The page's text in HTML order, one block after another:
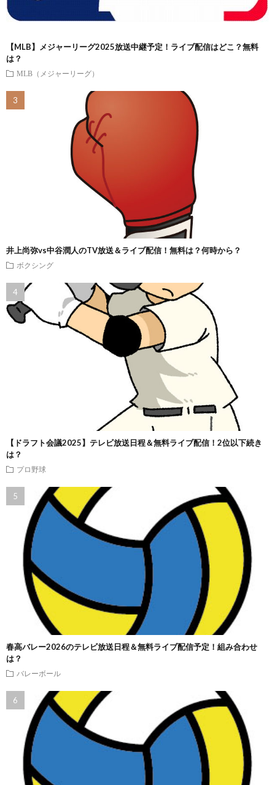
【MLB】メジャーリーグ2025放送中継予定！ライブ配信はどこ？無料
は？
MLB（メジャーリーグ）
井上尚弥vs中谷潤人のTV放送＆ライブ配信！無料は？何時から？
ボクシング
【ドラフト会議2025】テレビ放送日程＆無料ライブ配信！2位以下続き
は？
プロ野球
春高バレー2026のテレビ放送日程＆無料ライブ配信予定！組み合わせ
は？
バレーボール